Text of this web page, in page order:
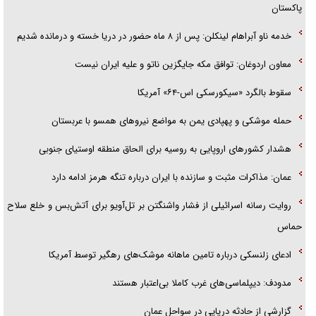
پاکستان
خدمه ناو آبراهام لینکلن: پس از ۸ ماه حضور در دریا خسته و درمانده شدیم
معاون اردوغان: توافق مکه جایگزین ناتو و علیه ایران نیست
سقوط بالگرد «سیکورسکی اس-۶۴» آمریکا
حمله موشکی و پهپادی یمن به مواضع نیرو‌های همسو با عربستان
هشدار کشور‌های اروپایی به روسیه برای الحاق منطقه اوستیای جنوبی
عمان: مذاکرات مثبت و سازنده با ایران درباره تنگه هرمز ادامه دارد
روایت رسانه اسرائیلی از فشار واشنگتن بر تل‌آویو برای آتش‌بس و خلع سلاح
حماس
ادعای زلنسکی درباره تامین ماهانه موشک‌های رهگیر توسط آمریکا
مدودف: دیپلماسی‌های غرب کاملا بی‌اعتبار هستند
گزارشی از حادثه دریایی در سواحل عمان